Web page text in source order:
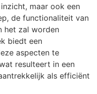
maar ook een
de functionaliteit van
het zal worden
biedt een
aspecten te
resulteert in een
als efficiënt